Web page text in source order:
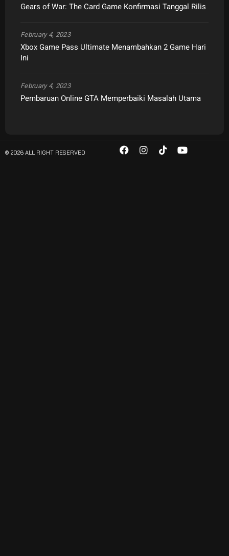
Gears of War: The Card Game Konfirmasi Tanggal Rilis
Xbox Game Pass Ultimate Menambahkan 2 Game Hari
Ini
February 4, 2023
Pembaruan Online GTA Memperbaiki Masalah Utama
February 4, 2023
© 2026 ALL RIGHT RESERVED